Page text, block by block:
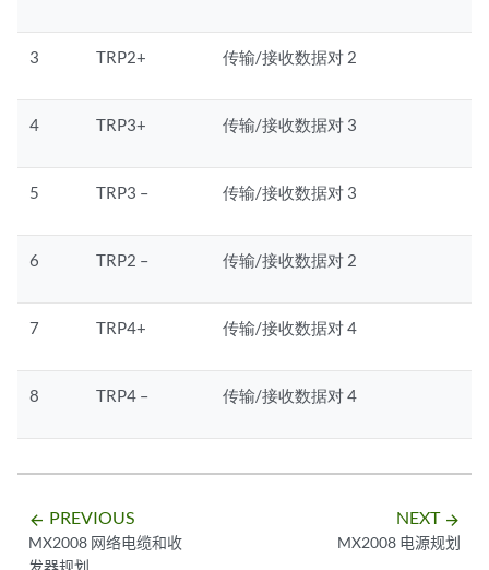
3 TRP2+ 传输/接收数据对 2
4 TRP3+ 传输/接收数据对 3
5 TRP3 – 传输/接收数据对 3
6 TRP2 – 传输/接收数据对 2
7 TRP4+ 传输/接收数据对 4
8 TRP4 – 传输/接收数据对 4
arrow_backward PREVIOUS
MX2008 网络电缆和收
发器规划
NEXT arrow_forward
MX2008 电源规划